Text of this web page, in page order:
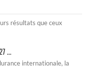
résultats que ceux
...
internationale, la